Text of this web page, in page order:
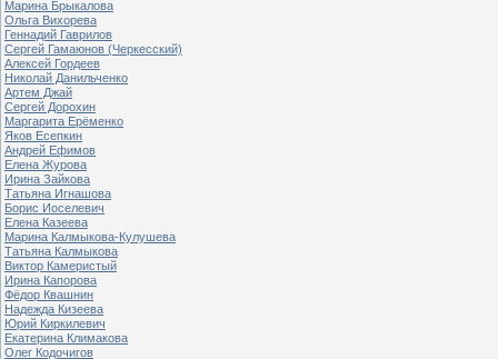
Марина Брыкалова
Ольга Вихорева
Геннадий Гаврилов
Сергей Гамаюнов (Черкесский)
Алексей Гордеев
Николай Данильченко
Артем Джай
Сергей Дорохин
Маргарита Ерёменко
Яков Есепкин
Андрей Ефимов
Елена Журова
Ирина Зайкова
Татьяна Игнашова
Борис Иоселевич
Елена Казеева
Марина Калмыкова-Кулушева
Татьяна Калмыкова
Виктор Камеристый
Ирина Капорова
Фёдор Квашнин
Надежда Кизеева
Юрий Киркилевич
Екатерина Климакова
Олег Кодочигов